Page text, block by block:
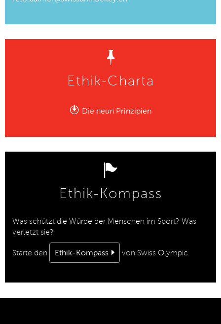
Ethik-Charta
Die neun Prinzipien
Ethik-Kompass
Was schützt die Würde der Menschen im Sport? Was
verletzt sie?
Starte den Ethik-Kompass von Swiss Olympic.